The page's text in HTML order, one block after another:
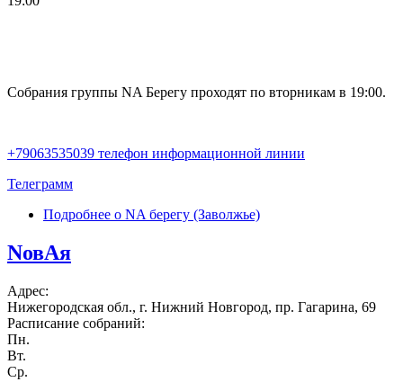
Собрания группы NA Берегу проходят по вторникам в 19:00.
+79063535039 телефон информационной линии
Телеграмм
Подробнее о NA берегу (Заволжье)
NовAя
Адрес:
Нижегородская обл., г. Нижний Новгород, пр. Гагарина, 69
Расписание собраний:
Пн.
Вт.
Ср.